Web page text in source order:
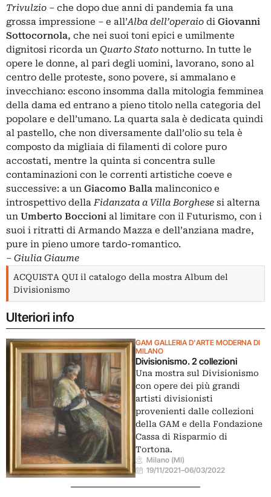
Trivulzio – che dopo due anni di pandemia fa una
grossa impressione – e all’Alba dell’operaio di Giovanni
Sottocornola, che nei suoi toni epici e umilmente
dignitosi ricorda un Quarto Stato notturno. In tutte le
opere le donne, al pari degli uomini, lavorano, sono al
centro delle proteste, sono povere, si ammalano e
invecchiano: escono insomma dalla mitologia femminea
della dama ed entrano a pieno titolo nella categoria del
popolare e dell’umano. La quarta sala è dedicata quindi
al pastello, che non diversamente dall’olio su tela è
composto da migliaia di filamenti di colore puro
accostati, mentre la quinta si concentra sulle
contaminazioni con le correnti artistiche coeve e
successive: a un Giacomo Balla malinconico e
introspettivo dellaFidanzata a Villa Borghese si alterna
un Umberto Boccioni al limitare con il Futurismo, con i
suoi i ritratti di Armando Mazza e dell’anziana madre,
pure in pieno umore tardo-romantico.
‒ Giulia Giaume
ACQUISTA QUI il catalogo della mostra Album del
Divisionismo
Ulteriori info
GAM GALLERIA D'ARTE MODERNA DI
MILANO
Divisionismo. 2 collezioni
Una mostra sul Divisionismo
con opere dei più grandi
artisti divisionisti
provenienti dalle collezioni
della GAM e della Fondazione
Cassa di Risparmio di
Tortona.
Milano (MI)
19/11/2021–06/03/2022